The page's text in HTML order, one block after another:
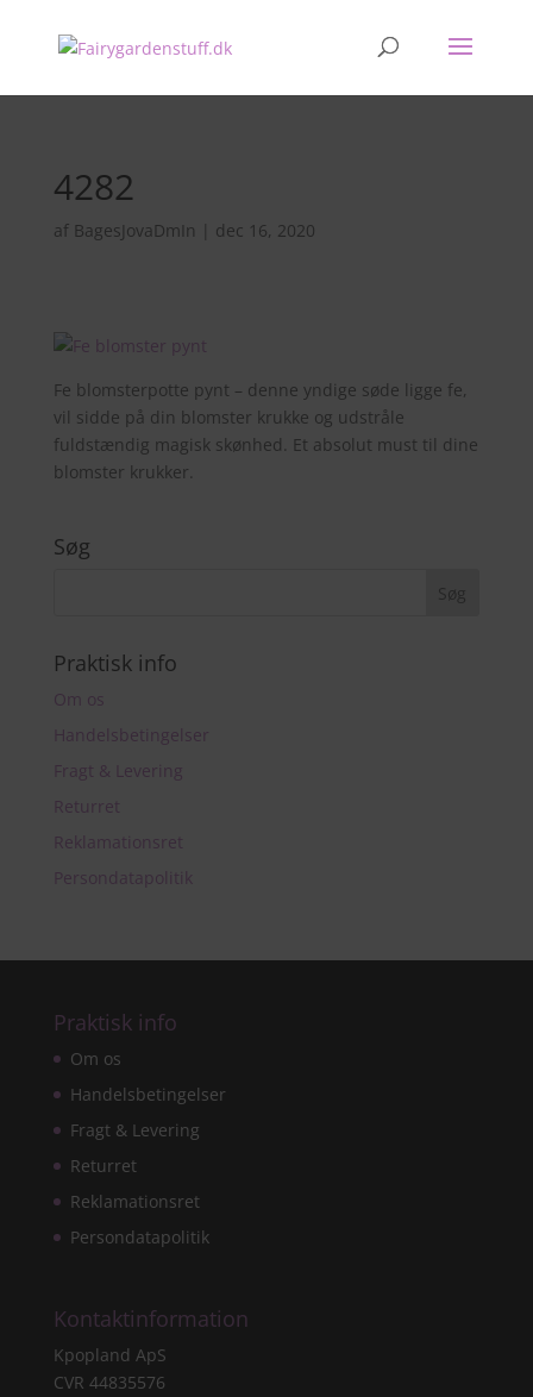
4282
af BagesJovaDmIn dec 16, 2020
Fe blomsterpotte pynt – denne yndige søde ligge fe,
vil sidde på din blomster krukke og udstråle
fuldstændig magisk skønhed. Et absolut must til dine
blomster krukker.
Søg
Praktisk info
Om os
Handelsbetingelser
Fragt & Levering
Returret
Reklamationsret
Persondatapolitik
Praktisk info
Om os
Handelsbetingelser
Fragt & Levering
Returret
Reklamationsret
Persondatapolitik
Kontaktinformation
Kpopland ApS
CVR 44835576